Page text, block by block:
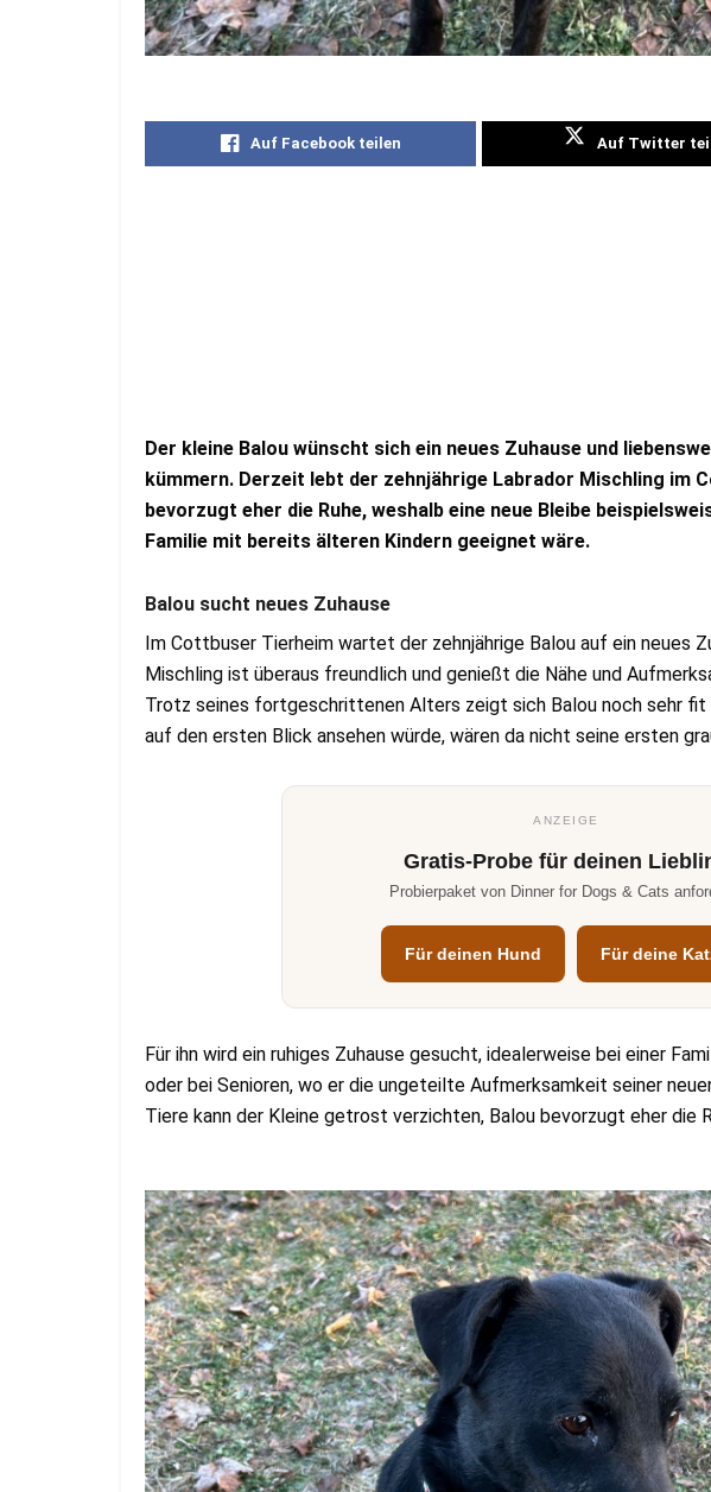
Auf Facebook teilen Auf Twitter
Der kleine Balou wünscht sich ein neues Zuhause und
kümmern. Derzeit lebt der zehnjährige Labrador Mischling im
bevorzugt eher die Ruhe, weshalb eine neue Bleibe
Familie mit bereits älteren Kindern geeignet wäre.
Balou sucht neues Zuhause
Im Cottbuser Tierheim wartet der zehnjährige Balou auf ein neues
Mischling ist überaus freundlich und genießt die Nähe und
Trotz seines fortgeschrittenen Alters zeigt sich Balou noch sehr fit
auf den ersten Blick ansehen würde, wären da nicht seine ersten
ANZEIGE
Gratis-Probe für deinen
Probierpaket von Dinner for Dogs & Cats
Für deinen Hund Für deine
Für ihn wird ein ruhiges Zuhause gesucht, idealerweise bei einer
oder bei Senioren, wo er die ungeteilte Aufmerksamkeit seiner
Tiere kann der Kleine getrost verzichten, Balou bevorzugt eher die